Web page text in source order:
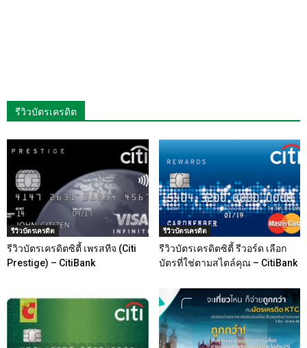
รีวิวบัตรเครดิต
รีวิวบัตรเครดิต
รีวิวบัตรเครดิตซิตี้ เพรสทีจ (Citi
Prestige) – CitiBank
รีวิวบัตรเครดิต
รีวิวบัตรเครดิตซิตี้ รีวอร์ด เลือก
บัตรที่ใช่ตามสไตล์คุณ – CitiBank